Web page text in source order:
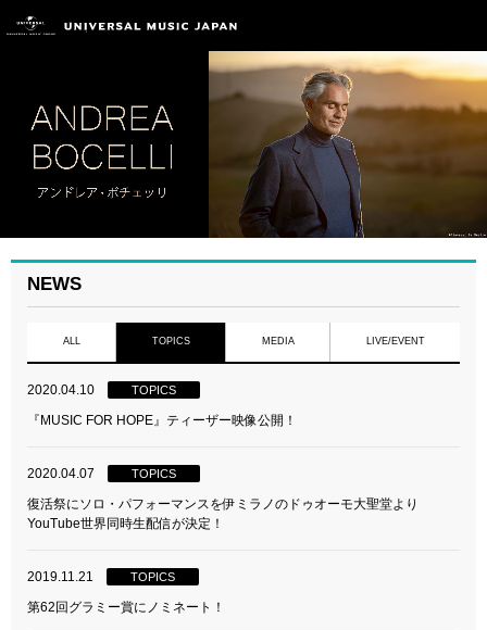
NEWS
ALL TOPICS MEDIA LIVE/EVENT
2020.04.10 TOPICS
『MUSIC FOR HOPE』ティーザー映像公開！
2020.04.07 TOPICS
復活祭にソロ・パフォーマンスを伊ミラノのドゥオーモ大聖堂より
YouTube世界同時生配信が決定！
2019.11.21 TOPICS
第62回グラミー賞にノミネート！